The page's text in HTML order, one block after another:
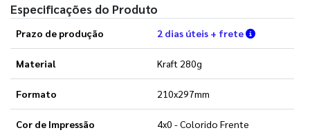
Especificações do Produto
Prazo de produção 2 dias úteis + frete Verifique
Material Kraft 280g
Formato 210x297mm
Cor de Impressão 4x0 - Colorido Frente